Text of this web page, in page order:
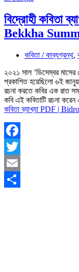
বিদ্রোহী কবিতা
Bekkha
কবিতা / কাব্যগ্রন্থ,
২০২১ সাল ’ডিসেম্বর মাসের
প্রকাশিত হয়েছিলো ৬ই
রচনা করতে কবির এক রাত
কবি এই কবিতাটি রচনা
কবিতা ব্যাখ্যা PDF |
Facebook
Twitter
Email